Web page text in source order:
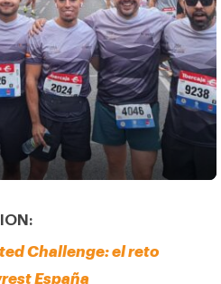
Challenge: el reto
España